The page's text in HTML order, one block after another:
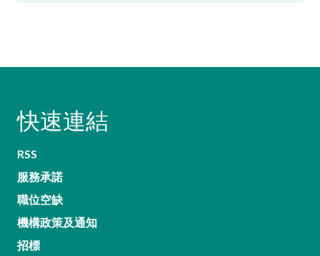
快速連結
RSS
服務承諾
職位空缺
機構政策及通知
招標